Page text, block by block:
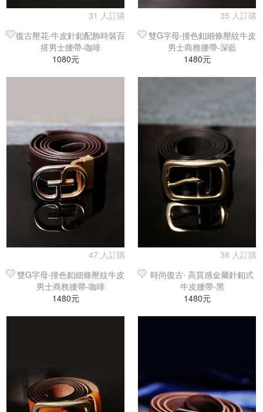
31 人訂購
復古壓花‧牛皮針釦配飾時裝百
搭男士腰帶-咖啡
1080元
35 人訂購
雙G字母‧撞色釦細條壓紋牛皮
男士商務腰帶-深藍
1480元
47 人訂購
雙G字母‧撞色釦細條壓紋牛皮
男士商務腰帶-咖啡
1480元
38 人訂購
時尚復古‧ 高質感金屬針釦式
牛皮腰帶-黑
1480元